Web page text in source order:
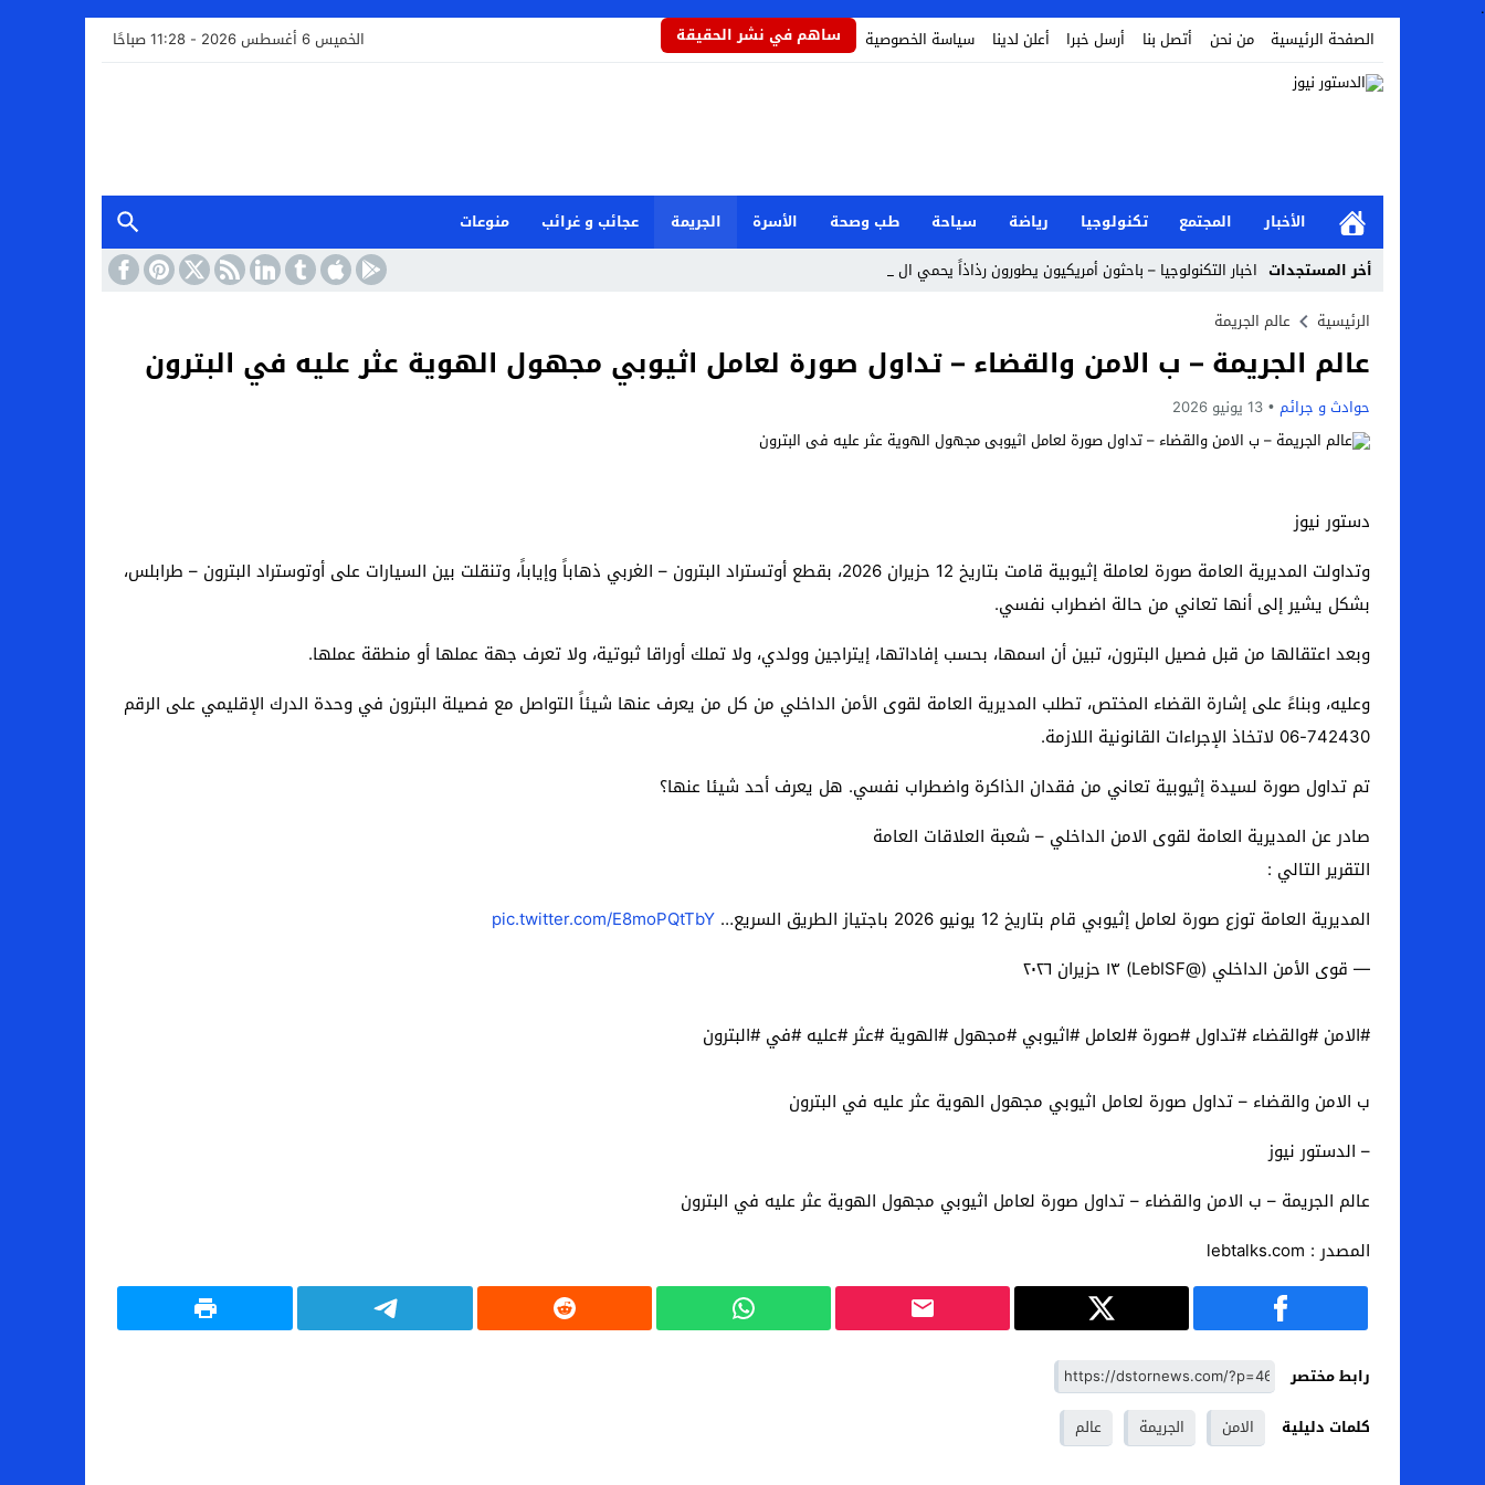
.
الصفحة الرئيسية
من نحن أتصل بنا أرسل خبرا أعلن لدينا سياسة الخصوصية ساهم في نشر الحقيقة الخميس 6 أغسطس 2026 - 11:28 صباحًا
الأخبار المجتمع تكنولوجيا رياضة سياحة طب وصحة الأسرة الجريمة عجائب و غرائب
منوعات
أخر المستجدات اخبار التكنولوجيا – باحثون أمريكيون يطورون رذاذاً يحمي المحاص _
Stop
Previous
Next
الرئيسية عالم الجريمة
عالم الجريمة – ب الامن والقضاء – تداول صورة لعامل اثيوبي مجهول الهوية عثر عليه في البترون
حوادث و جرائم 13 يونيو 2026
دستور نيوز
وتداولت المديرية العامة صورة لعاملة إثيوبية قامت بتاريخ 12 حزيران 2026، بقطع أوتستراد البترون – الغربي ذهاباً وإياباً، وتنقلت بين السيارات على أوتوستراد البترون – طرابلس،
بشكل يشير إلى أنها تعاني من حالة اضطراب نفسي.
وبعد اعتقالها من قبل فصيل البترون، تبين أن اسمها، بحسب إفاداتها، إيتراجين وولدي، ولا تملك أوراقا ثبوتية، ولا تعرف جهة عملها أو منطقة عملها.
وعليه، وبناءً على إشارة القضاء المختص، تطلب المديرية العامة لقوى الأمن الداخلي من كل من يعرف عنها شيئاً التواصل مع فصيلة البترون في وحدة الدرك الإقليمي على الرقم
742430-06 لاتخاذ الإجراءات القانونية اللازمة.
تم تداول صورة لسيدة إثيوبية تعاني من فقدان الذاكرة واضطراب نفسي. هل يعرف أحد شيئا عنها؟
صادر عن المديرية العامة لقوى الامن الداخلي – شعبة العلاقات العامة
التقرير التالي :
المديرية العامة توزع صورة لعامل إثيوبي قام بتاريخ 12 يونيو 2026 باجتياز الطريق السريع…
pic.twitter.com/E8moPQtTbY
— قوى الأمن الداخلي (@LebISF) ١٣ حزيران ٢٠٢٦
#الامن #والقضاء #تداول #صورة #لعامل #اثيوبي #مجهول #الهوية #عثر #عليه #في #البترون
ب الامن والقضاء – تداول صورة لعامل اثيوبي مجهول الهوية عثر عليه في البترون
– الدستور نيوز
عالم الجريمة – ب الامن والقضاء – تداول صورة لعامل اثيوبي مجهول الهوية عثر عليه في البترون
المصدر : lebtalks.com
رابط مختصر
كلمات دليلية
الامن الجريمة عالم